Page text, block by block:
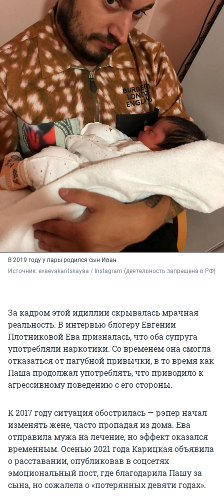
В 2019 году у пары родился сын Иван
Источник: evaevakaritskayaa / Instagram (деятельность запрещена в РФ)
За кадром этой идиллии скрывалась мрачная
реальность. В интервью блогеру Евгении
Плотниковой Ева призналась, что оба супруга
употребляли наркотики. Со временем она смогла
отказаться от пагубной привычки, в то время как
Паша продолжал употреблять, что приводило к
агрессивному поведению с его стороны.
К 2017 году ситуация обострилась — рэпер начал
изменять жене, часто пропадая из дома. Ева
отправила мужа на лечение, но эффект оказался
временным. Осенью 2021 года Карицкая объявила
о расставании, опубликовав в соцсетях
эмоциональный пост, где благодарила Пашу за
сына, но сожалела о «потерянных девяти годах».